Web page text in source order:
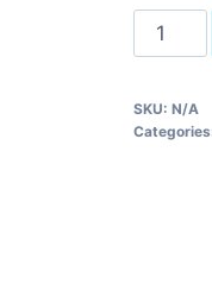
Handwas
Hand
SKU: N/A